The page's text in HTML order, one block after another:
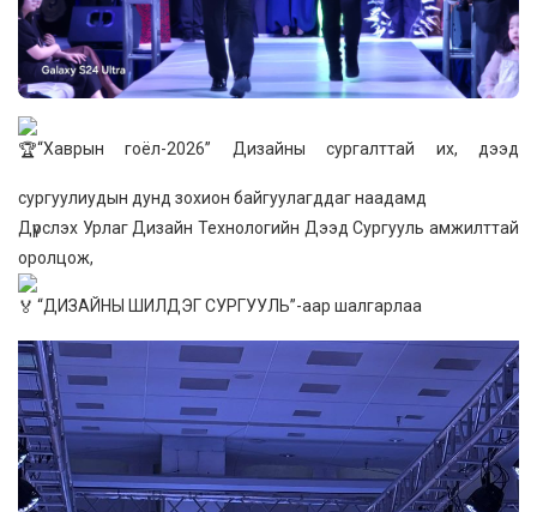
“Хаврын гоёл-2026” Дизайны сургалттай их, дээд
сургуулиудын дунд зохион байгуулагддаг наадамд
Дүрслэх Урлаг Дизайн Технологийн Дээд Сургууль амжилттай
оролцож,
“ДИЗАЙНЫ ШИЛДЭГ СУРГУУЛЬ”-аар шалгарлаа